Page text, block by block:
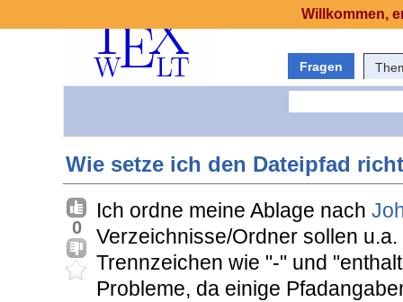
Fragen
Wie setze ich den Dateipfad
0
Ich ordne meine Ablage nach
Verzeichnisse/Ordner sollen
Trennzeichen wie "-" und
Probleme, da einige
Willkommen,